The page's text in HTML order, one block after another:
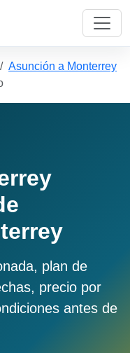
Asunción a Monterrey
plan de
precio por
antes de